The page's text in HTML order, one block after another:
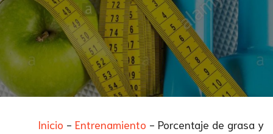
Inicio - Entrenamiento - Porcentaje de grasa y